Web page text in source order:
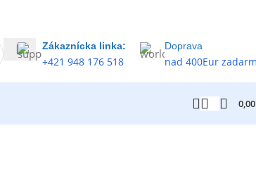
Zákaznícka linka:
+421 948 176 518
Doprava
nad 400Eur